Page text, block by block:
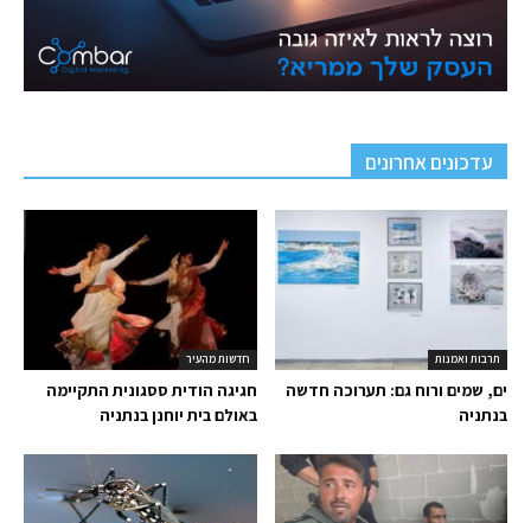
עדכונים אחרונים
חדשות מהעיר
חגיגה הודית ססגונית התקיימה
באולם בית יוחנן בנתניה
תרבות ואמנות
ים, שמים ורוח גם: תערוכה חדשה
בנתניה